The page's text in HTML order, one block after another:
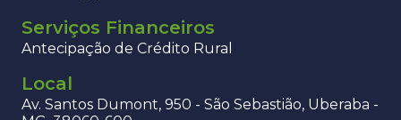
Serviços Financeiros
Antecipação de Crédito Rural
Local
Av. Santos Dumont, 950 - São Sebastião, Uberaba -